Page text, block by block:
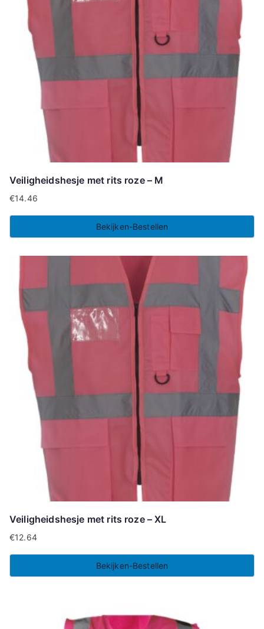
Veiligheidshesje met rits roze – M
€14.46
Bekijken-Bestellen
Veiligheidshesje met rits roze – XL
€12.64
Bekijken-Bestellen